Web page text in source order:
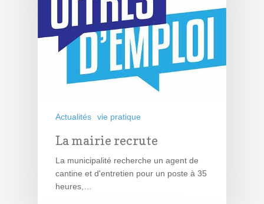
Actualités vie pratique
La mairie recrute
La municipalité recherche un agent de
cantine et d'entretien pour un poste à 35
heures,…